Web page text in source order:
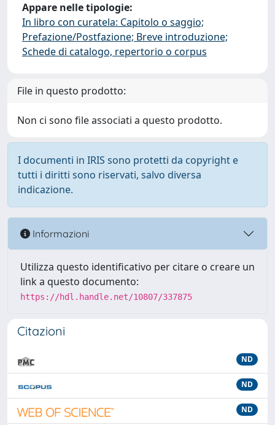
Appare nelle tipologie:
In libro con curatela: Capitolo o saggio;
Prefazione/Postfazione; Breve introduzione;
Schede di catalogo, repertorio o corpus
File in questo prodotto:
Non ci sono file associati a questo prodotto.
I documenti in IRIS sono protetti da copyright e
tutti i diritti sono riservati, salvo diversa
indicazione.
Informazioni
Utilizza questo identificativo per citare o creare un
link a questo documento:
https://hdl.handle.net/10807/337875
Citazioni
ND
ND
ND